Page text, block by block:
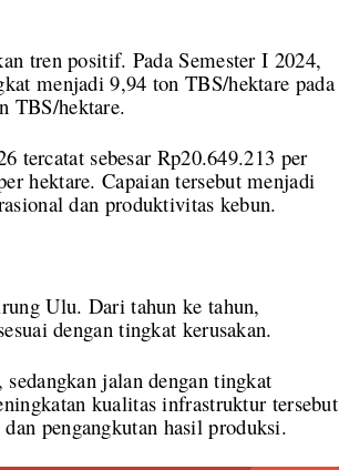
tren positif. Pada Semester I 2024,
menjadi 9,94 ton TBS/hektare pada
TBS/hektare.
tercatat sebesar Rp20.649.213 per
hektare. Capaian tersebut menjadi
dan produktivitas kebun.
Ulu. Dari tahun ke tahun,
dengan tingkat kerusakan.
jalan dengan tingkat
kualitas infrastruktur tersebut
pengangkutan hasil produksi.